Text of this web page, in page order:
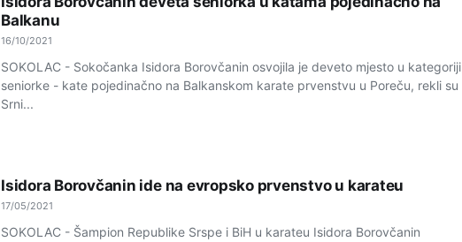
Balkanu
16/10/2021
SOKOLAC - Sokočanka Isidora Borovčanin osvojila je deveto mjesto u kategoriji
seniorke - kate pojedinačno na Balkanskom karate prvenstvu u Poreču, rekli su
Srni...
Isidora Borovčanin ide na evropsko prvenstvo u karateu
17/05/2021
SOKOLAC - Šampion Republike Srspe i BiH u karateu Isidora Borovčanin